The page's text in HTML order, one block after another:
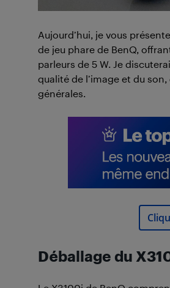
Aujourd’hui, je vous
de jeu phare de BenQ,
parleurs de 5 W. Je
qualité de l’image et du
générales.
Déballage du